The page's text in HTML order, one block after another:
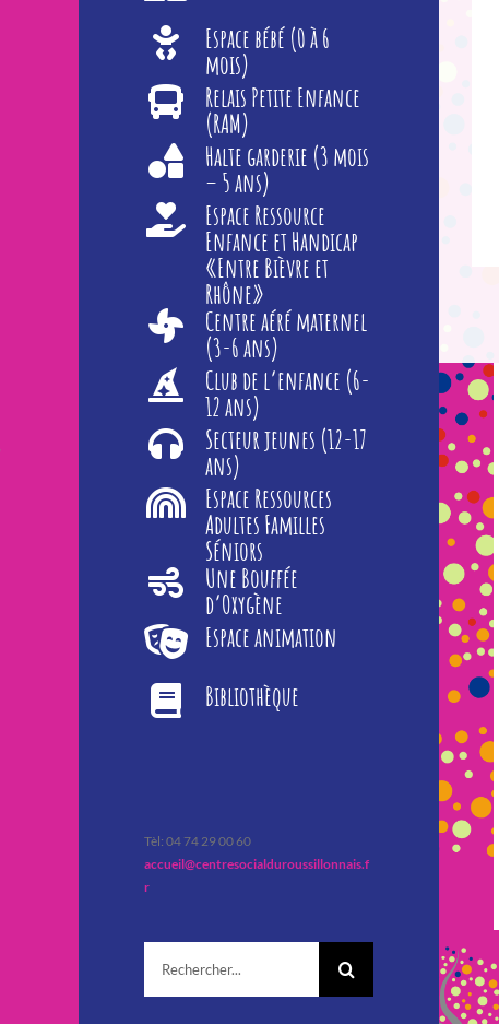
Espace bébé (0 à 6
mois)
Relais Petite Enfance
(RAM)
Halte garderie (3 mois
– 5 ans)
Espace Ressource
Enfance et Handicap
«Entre Bièvre et
Rhône»
Centre aéré maternel
(3-6 ans)
Club de l’enfance (6-
12 ans)
Secteur jeunes (12-17
ans)
Espace Ressources
Adultes Familles
Séniors
Une Bouffée
d’Oxygène
Espace animation
Bibliothèque
Tèl: 04 74 29 00 60
accueil@centresocialduroussillonnais.f
r